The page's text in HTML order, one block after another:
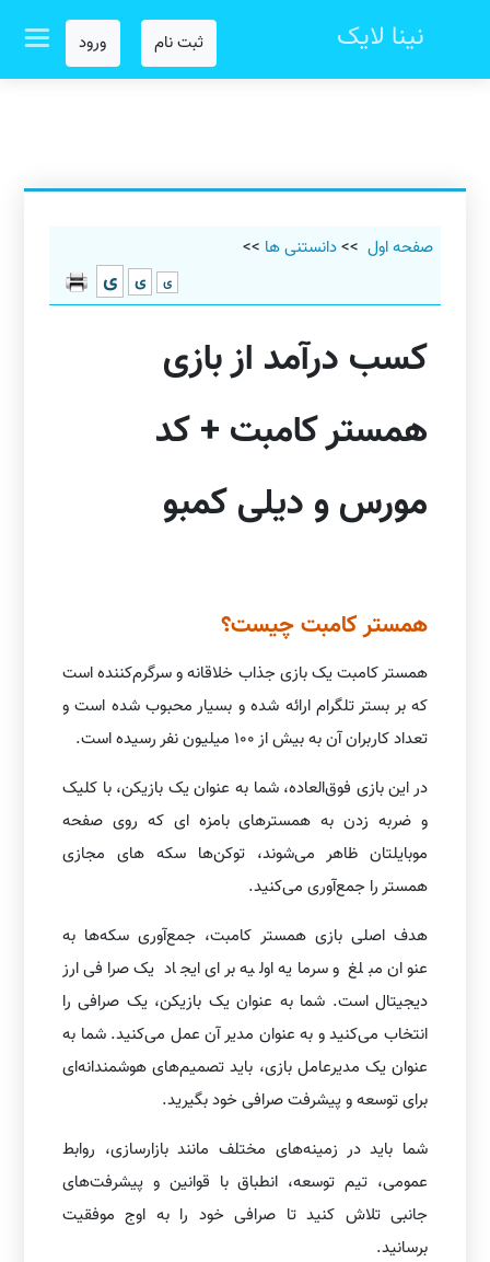
نینا لایک ثبت نام ورود
صفحه اول >>دانستنی ها >>
ی ی ی
کسب درآمد از بازی
همستر کامبت + کد
مورس و دیلی کمبو
همستر کامبت چیست؟
همستر کامبت یک بازی جذاب خلاقانه و سرگرم‌کننده است
که بر بستر تلگرام ارائه شده و بسیار محبوب شده است و
تعداد کاربران آن به بیش از 100 میلیون نفر رسیده است.
در این بازی فوق‌العاده، شما به عنوان یک بازیکن، با کلیک
و ضربه زدن به همسترهای بامزه ای که روی صفحه
موبایلتان ظاهر می‌شوند، توکن‌ها سکه های مجازی
همستر را جمع‌آوری می‌کنید.
هدف اصلی بازی همستر کامبت، جمع‌آوری سکه‌ها به
عنوان مبلغ و سرمایه اولیه برای ایجاد یک صرافی ارز
دیجیتال است. شما به عنوان یک بازیکن، یک صرافی را
انتخاب می‌کنید و به عنوان مدیر آن عمل می‌کنید. شما به
عنوان یک مدیرعامل بازی، باید تصمیم‌های هوشمندانه‌ای
برای توسعه و پیشرفت صرافی خود بگیرید.
شما باید در زمینه‌های مختلف مانند بازارسازی، روابط
عمومی، تیم توسعه، انطباق با قوانین و پیشرفت‌های
جانبی تلاش کنید تا صرافی خود را به اوج موفقیت
برسانید.